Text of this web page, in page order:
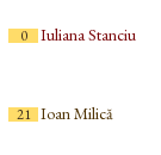
0 Iuliana Stanciu
21 Ioan Milică